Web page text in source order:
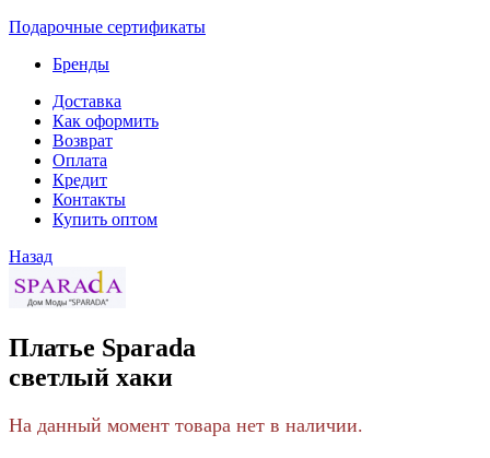
Подарочные сертификаты
Бренды
Доставка
Как оформить
Возврат
Оплата
Кредит
Контакты
Купить оптом
Назад
Платье Sparada
светлый хаки
На данный момент товара нет в наличии.